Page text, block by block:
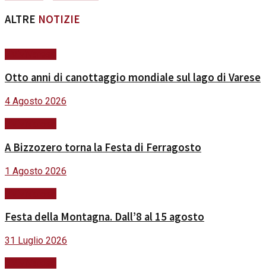
ALTRE NOTIZIE
Otto anni di canottaggio mondiale sul lago di Varese
4 Agosto 2026
A Bizzozero torna la Festa di Ferragosto
1 Agosto 2026
Festa della Montagna. Dall’8 al 15 agosto
31 Luglio 2026